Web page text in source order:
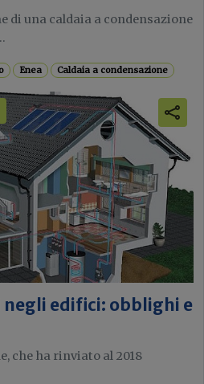
di una caldaia a condensazione
Enea Caldaia a condensazione
edifici: obblighi e
che ha rinviato al 2018